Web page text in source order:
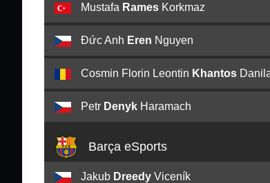
Mustafa Rames Korkmaz
Đức Anh Eren Nguyen
Cosmin Florin Leontin Khantos
Petr Denyk Haramach
⁠Barça eSports
Jakub Dreedy Viceník